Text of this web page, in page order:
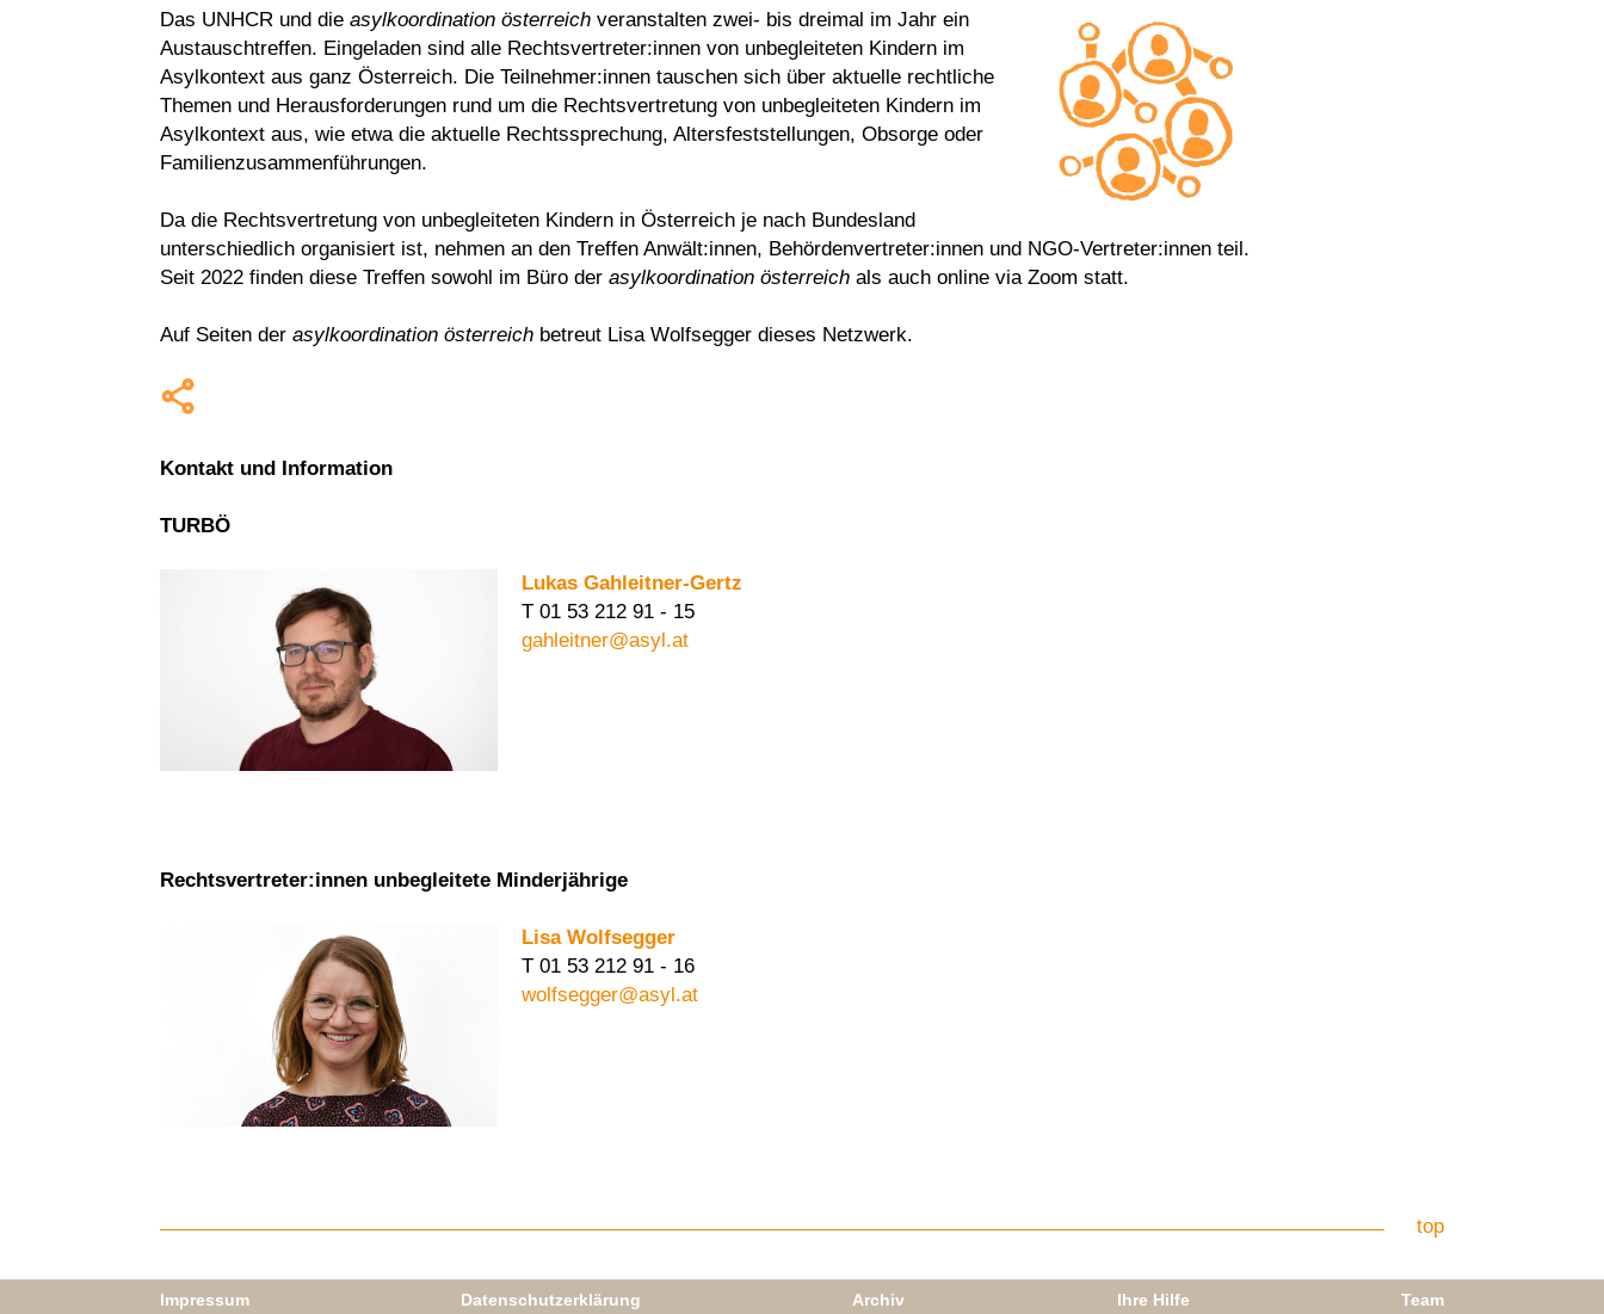
Das UNHCR und dieasylkoordination österreich veranstalten zwei- bis dreimal im Jahr ein
Austauschtreffen. Eingeladen sind alle Rechtsvertreter:innen von unbegleiteten Kindern im
Asylkontext aus ganz Österreich. Die Teilnehmer:innen tauschen sich über aktuelle rechtliche
Themen und Herausforderungen rund um die Rechtsvertretung von unbegleiteten Kindern im
Asylkontext aus, wie etwa die aktuelle Rechtssprechung, Altersfeststellungen, Obsorge oder
Familienzusammenführungen.
Da die Rechtsvertretung von unbegleiteten Kindern in Österreich je nach Bundesland
unterschiedlich organisiert ist, nehmen an den Treffen Anwält:innen, Behördenvertreter:innen und NGO-Vertreter:innen teil.
Seit 2022 finden diese Treffen sowohl im Büro derasylkoordination österreich als auch online via Zoom statt.
Auf Seiten derasylkoordination österreich betreut Lisa Wolfsegger dieses Netzwerk.
Kontakt und Information
TURBÖ
Lukas Gahleitner-Gertz
T 01 53 212 91 - 15
gahleitner@asyl.at
Rechtsvertreter:innen unbegleitete Minderjährige
Lisa Wolfsegger
T 01 53 212 91 - 16
wolfsegger@asyl.at
top
Impressum Datenschutzerklärung Archiv Ihre Hilfe Team